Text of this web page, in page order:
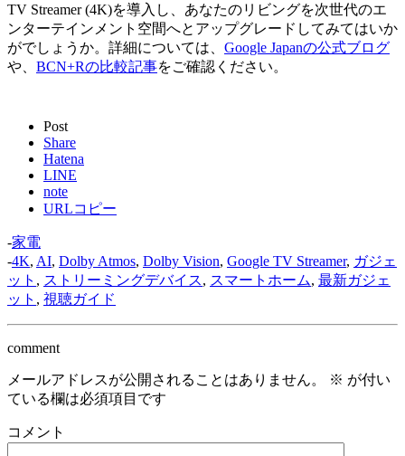
TV Streamer (4K)を導入し、あなたのリビングを次世代のエ
ンターテインメント空間へとアップグレードしてみてはいか
がでしょうか。詳細については、 Google Japanの公式ブログ
や、 BCN+Rの比較記事をご確認ください。
Post
Share
Hatena
LINE
note
URLコピー
-家電
-4K, AI, Dolby Atmos, Dolby Vision, Google TV Streamer, ガジェ
ット , ストリーミングデバイス, スマートホーム, 最新ガジェ
ット , 視聴ガイド
comment
メールアドレスが公開されることはありません。 ※ が付い
ている欄は必須項目です
コメント